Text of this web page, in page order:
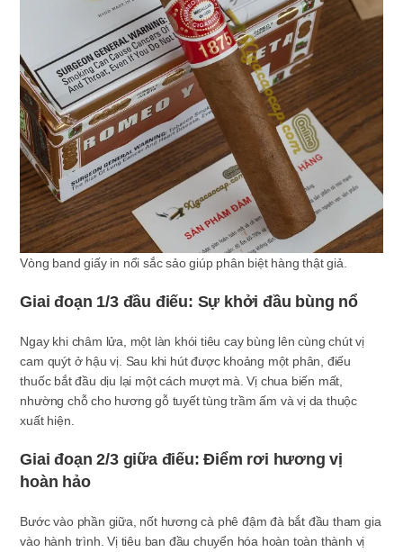
Vòng band giấy in nổi sắc sảo giúp phân biệt hàng thật giả.
Giai đoạn 1/3 đầu điếu: Sự khởi đầu bùng nổ
Ngay khi châm lửa, một làn khói tiêu cay bùng lên cùng chút vị
cam quýt ở hậu vị. Sau khi hút được khoảng một phân, điếu
thuốc bắt đầu dịu lại một cách mượt mà. Vị chua biến mất,
nhường chỗ cho hương gỗ tuyết tùng trầm ấm và vị da thuộc
xuất hiện.
Giai đoạn 2/3 giữa điếu: Điểm rơi hương vị
hoàn hảo
Bước vào phần giữa, nốt hương cà phê đậm đà bắt đầu tham gia
vào hành trình. Vị tiêu ban đầu chuyển hóa hoàn toàn thành vị